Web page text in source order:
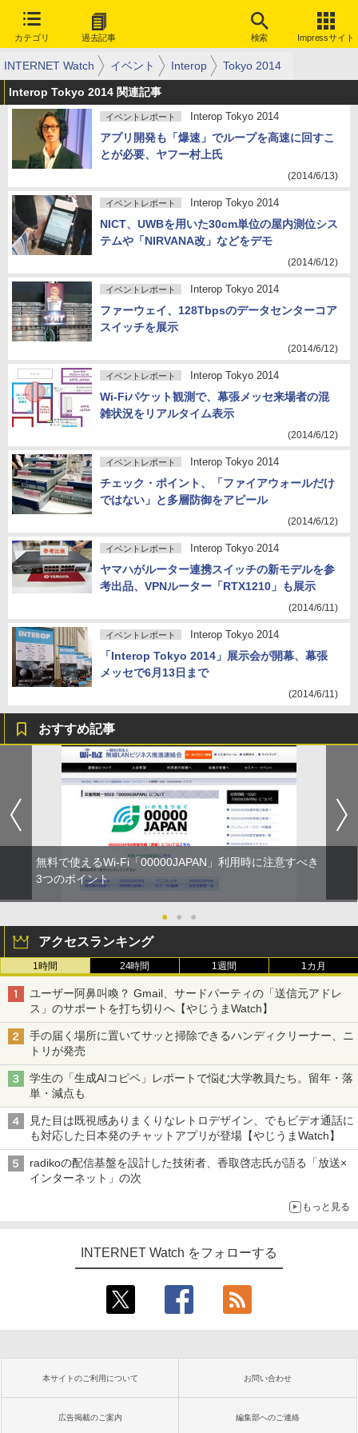
カテゴリ 過去記事 検索 Impressサイト
INTERNET Watch イベント Interop Tokyo 2014
Interop Tokyo 2014 関連記事
イベントレポート Interop Tokyo 2014
アプリ開発も「爆速」でループを高速に回すこ
とが必要、ヤフー村上氏
(2014/6/13)
イベントレポート Interop Tokyo 2014
NICT、UWBを用いた30cm単位の屋内測位シス
テムや「NIRVANA改」などをデモ
(2014/6/12)
イベントレポート Interop Tokyo 2014
ファーウェイ、128Tbpsのデータセンターコア
スイッチを展示
(2014/6/12)
イベントレポート Interop Tokyo 2014
Wi-Fiパケット観測で、幕張メッセ来場者の混
雑状況をリアルタイム表示
(2014/6/12)
イベントレポート Interop Tokyo 2014
チェック・ポイント、「ファイアウォールだけ
ではない」と多層防御をアピール
(2014/6/12)
イベントレポート Interop Tokyo 2014
ヤマハがルーター連携スイッチの新モデルを参
考出品、VPNルーター「RTX1210」も展示
(2014/6/11)
イベントレポート Interop Tokyo 2014
「Interop Tokyo 2014」展示会が開幕、幕張
メッセで6月13日まで
(2014/6/11)
おすすめ記事
無料で使えるWi-Fi「00000JAPAN」利用時に注意すべき
3つのポイント
● ● ●
アクセスランキング
1時間 24時間 1週間 1カ月
ユーザー阿鼻叫喚？ Gmail、サードパーティの「送信元アドレ
ス」のサポートを打ち切りへ【やじうまWatch】
手の届く場所に置いてサッと掃除できるハンディクリーナー、ニ
トリが発売
学生の「生成AIコピペ」レポートで悩む大学教員たち。留年・落
単・減点も
見た目は既視感ありまくりなレトロデザイン、でもビデオ通話に
も対応した日本発のチャットアプリが登場【やじうまWatch】
radikoの配信基盤を設計した技術者、香取啓志氏が語る「放送×
インターネット」の次
もっと見る
INTERNET Watch をフォローする
本サイトのご利用について お問い合わせ
広告掲載のご案内 編集部へのご連絡